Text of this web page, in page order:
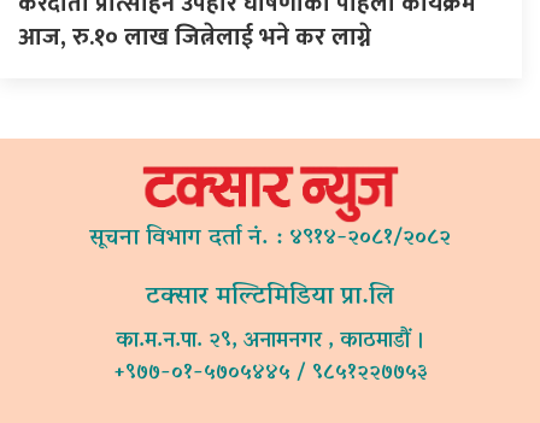
आज, रु.१० लाख जित्नेलाई भने कर लाग्ने
सूचना विभाग दर्ता नं. : ४९१४-२०८१/२०८२
टक्सार मल्टिमिडिया प्रा.लि
का.म.न.पा. २९, अनामनगर , काठमाडौं ।
+९७७-०१-५७०५४४५ / ९८५१२२७७५३